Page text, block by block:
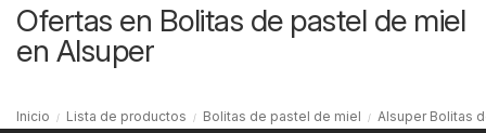
Ofertas en Bolitas de pastel de miel
en Alsuper
Inicio Lista de productos Bolitas de pastel de miel Alsuper Bolitas